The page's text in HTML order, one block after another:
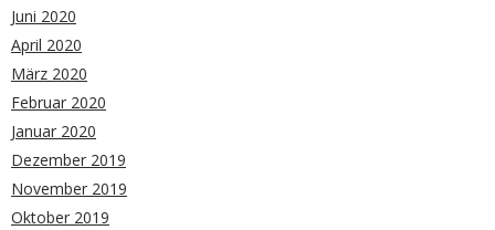
Juni 2020
April 2020
März 2020
Februar 2020
Januar 2020
Dezember 2019
November 2019
Oktober 2019